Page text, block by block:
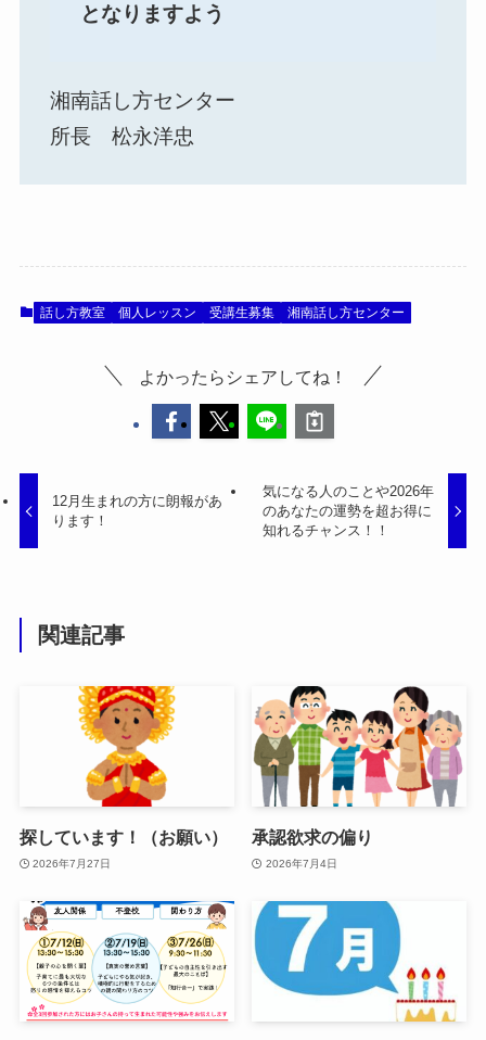
となりますよう
湘南話し方センター
所長 松永洋忠
話し方教室 個人レッスン 受講生募集 湘南話し方センター
よかったらシェアしてね！
12月生まれの方に朗報があ
ります！
気になる人のことや2026年
のあなたの運勢を超お得に
知れるチャンス！！
関連記事
探しています！（お願い）
2026年7月27日
承認欲求の偏り
2026年7月4日